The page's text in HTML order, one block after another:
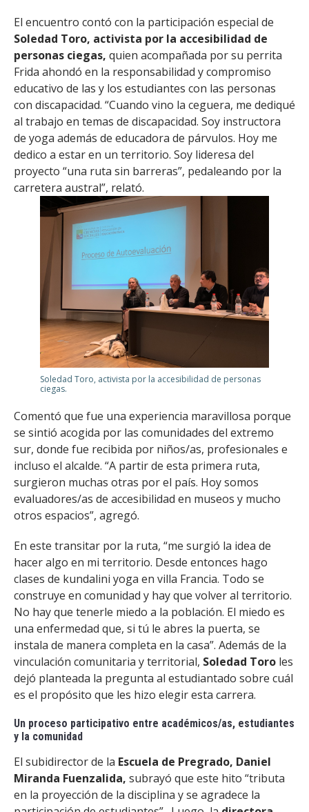
El encuentro contó con la participación especial de
Soledad Toro, activista por la accesibilidad de
personas ciegas, quien acompañada por su perrita
Frida ahondó en la responsabilidad y compromiso
educativo de las y los estudiantes con las personas
con discapacidad. “Cuando vino la ceguera, me dediqué
al trabajo en temas de discapacidad. Soy instructora
de yoga además de educadora de párvulos. Hoy me
dedico a estar en un territorio. Soy lideresa del
proyecto “una ruta sin barreras”, pedaleando por la
carretera austral”, relató.
Soledad Toro, activista por la accesibilidad de personas
ciegas.
Comentó que fue una experiencia maravillosa porque
se sintió acogida por las comunidades del extremo
sur, donde fue recibida por niños/as, profesionales e
incluso el alcalde. “A partir de esta primera ruta,
surgieron muchas otras por el país. Hoy somos
evaluadores/as de accesibilidad en museos y mucho
otros espacios”, agregó.
En este transitar por la ruta, “me surgió la idea de
hacer algo en mi territorio. Desde entonces hago
clases de kundalini yoga en villa Francia. Todo se
construye en comunidad y hay que volver al territorio.
No hay que tenerle miedo a la población. El miedo es
una enfermedad que, si tú le abres la puerta, se
instala de manera completa en la casa”. Además de la
vinculación comunitaria y territorial, Soledad Toro les
dejó planteada la pregunta al estudiantado sobre cuál
es el propósito que les hizo elegir esta carrera.
Un proceso participativo entre académicos/as, estudiantes
y la comunidad
El subidirector de la Escuela de Pregrado, Daniel
Miranda Fuenzalida, subrayó que este hito “tributa
en la proyección de la disciplina y se agradece la